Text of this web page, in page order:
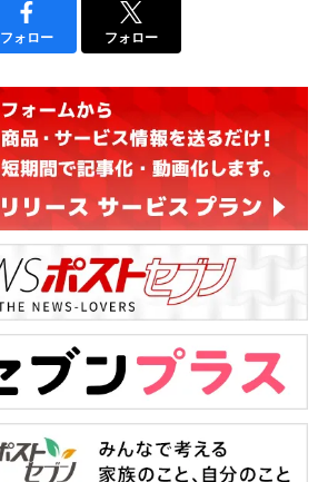
フォロー フォロー